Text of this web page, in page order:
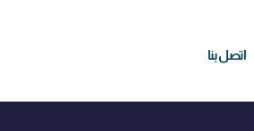
اتصل بنا